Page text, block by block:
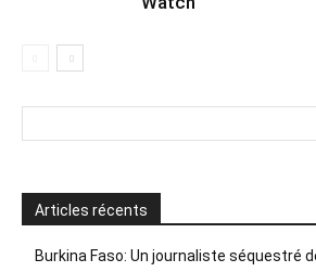
Articles récents
Burkina Faso: Un journaliste séquestré